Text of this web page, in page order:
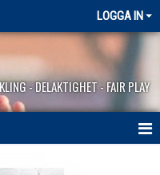
LOGGA IN
- DELAKTIGHET - FAIR PLAY